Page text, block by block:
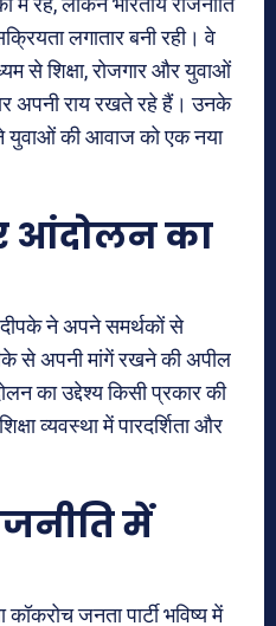
लगातार बनी रही। वे
से शिक्षा, रोजगार और युवाओं
अपनी राय रखते रहे हैं। उनके
युवाओं की आवाज को एक नया
आंदोलन का
ने अपने समर्थकों से
से अपनी मांगें रखने की अपील
का उद्देश्य किसी प्रकार की
व्यवस्था में पारदर्शिता और
में
जनता पार्टी भविष्य में